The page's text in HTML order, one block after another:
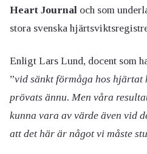
Heart Journal och som
stora svenska
Enligt Lars Lund, docent som
”vid sänkt förmåga hos hjärtat
prövats ännu. Men våra
kunna vara av värde även vid
att det här är något vi måste